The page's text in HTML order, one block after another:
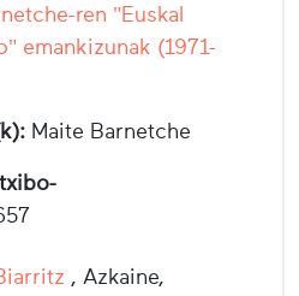
ren "Euskal
emankizunak (1971-
Maite Barnetche
, Azkaine,